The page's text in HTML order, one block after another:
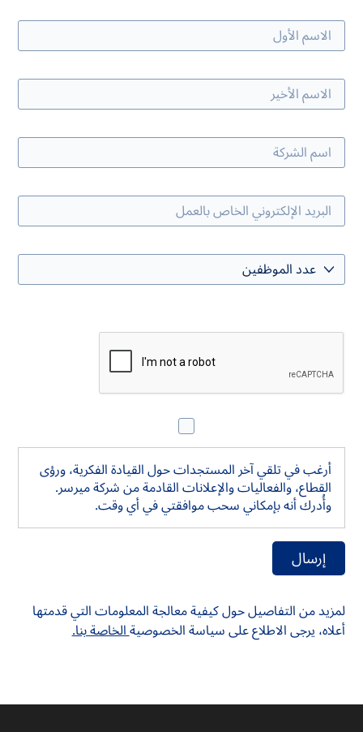
أرغب في تلقي آخر المستجدات حول القيادة الفكرية، ورؤى
القطاع، والفعاليات والإعلانات القادمة من شركة ميرسر.
وأُدرك أنه بإمكاني سحب موافقتي في أي وقت.
لمزيد من التفاصيل حول كيفية معالجة المعلومات التي قدمتها
أعلاه، يرجى الاطلاع على سياسة الخصوصيةالخاصة بنا.